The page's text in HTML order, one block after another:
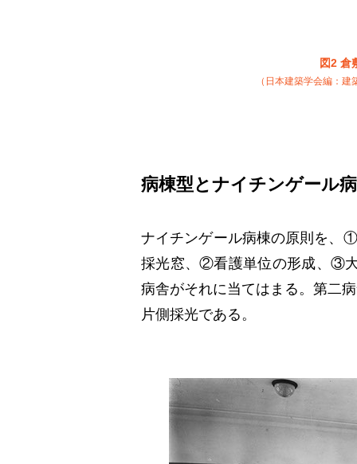
図2 倉
（日本建築学会編：
病棟型とナイチンゲール
ナイチンゲール病棟の原則を、
採光窓、②看護単位の形成、③
病舎がそれに当てはまる。第二
片側採光である。